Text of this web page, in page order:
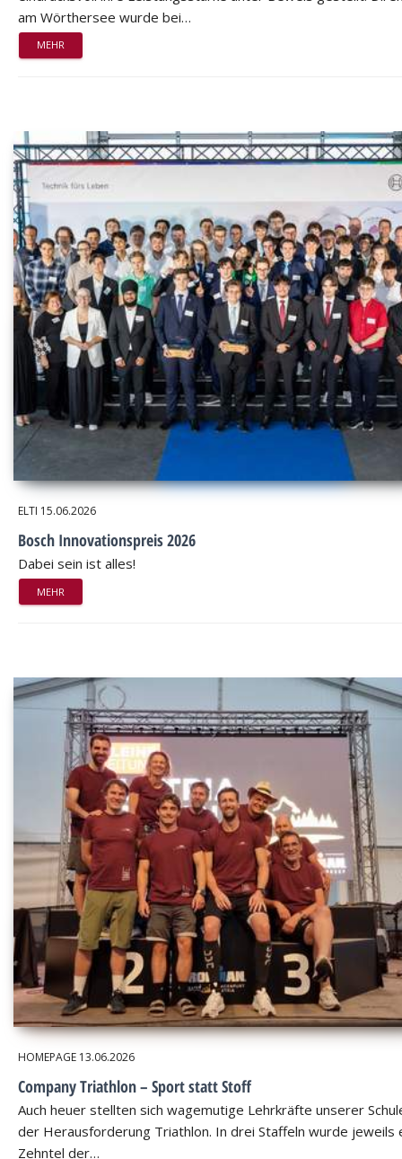
am Wörthersee wurde bei…
MEHR
ELTI 15.06.2026
Bosch Innovationspreis 2026
Dabei sein ist alles!
MEHR
HOMEPAGE 13.06.2026
Company Triathlon – Sport statt Stoff
Auch heuer stellten sich wagemutige Lehrkräfte unserer
der Herausforderung Triathlon. In drei Staffeln wurde jeweils
Zehntel der…